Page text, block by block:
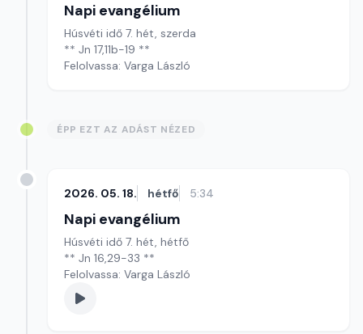
Napi evangélium
Húsvéti idő 7. hét, szerda
** Jn 17,11b-19 **
Felolvassa: Varga László
ÉPP EZT AZ ADÁST NÉZED
2026. 05. 18. hétfő 5:34
Napi evangélium
Húsvéti idő 7. hét, hétfő
** Jn 16,29-33 **
Felolvassa: Varga László